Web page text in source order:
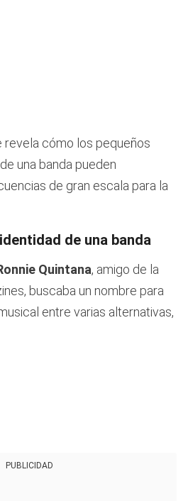
revela cómo los pequeños
una banda pueden
de gran escala para la
de una banda
Quintana, amigo de la
buscaba un nombre para
entre varias alternativas,
PUBLICIDAD